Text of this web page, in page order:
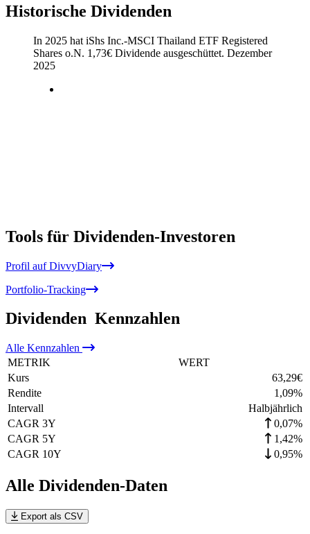
Historische Dividenden
In 2025 hat iShs Inc.-MSCI Thailand ETF Registered
Shares o.N. 1,73€ Dividende ausgeschüttet. Dezember
2025
Tools für Dividenden-Investoren
Profil auf DivvyDiary
Portfolio-Tracking
Dividenden Kennzahlen
Alle Kennzahlen
METRIK
WERT
Kurs
63,29€
Rendite
1,09%
Intervall
Halbjährlich
CAGR 3Y
0,07%
CAGR 5Y
1,42%
CAGR 10Y
0,95%
Alle Dividenden-Daten
Export als CSV